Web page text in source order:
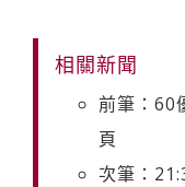
相關新聞
前筆：60
頁
次筆：